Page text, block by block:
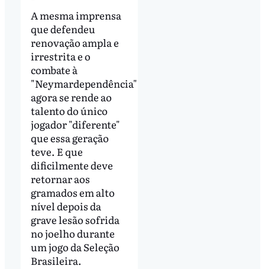
A mesma imprensa
que defendeu
renovação ampla e
irrestrita e o
combate à
"Neymardependência"
agora se rende ao
talento do único
jogador "diferente"
que essa geração
teve. E que
dificilmente deve
retornar aos
gramados em alto
nível depois da
grave lesão sofrida
no joelho durante
um jogo da Seleção
Brasileira.